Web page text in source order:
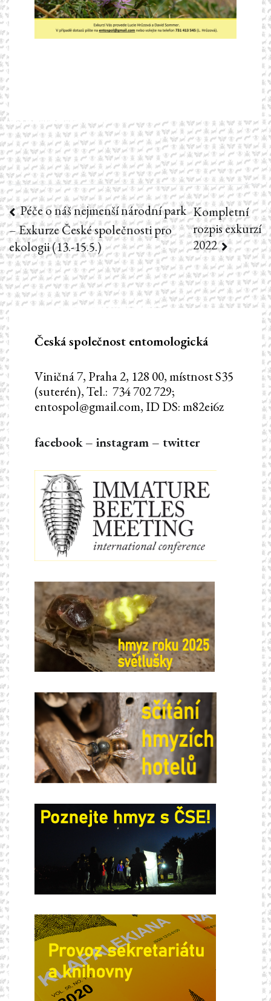
Navigace
pro
příspěvek
Péče o náš nejmenší národní park
– Exkurze České společnosti pro
ekologii (13.-15.5.)
Kompletní
rozpis exkurzí
2022
Česká společnost entomologická
Viničná 7, Praha 2, 128 00, místnost S35
(suterén), Tel.: 734 702 729;
entospol@gmail.com, ID DS: m82ei6z
facebook– instagram – twitter